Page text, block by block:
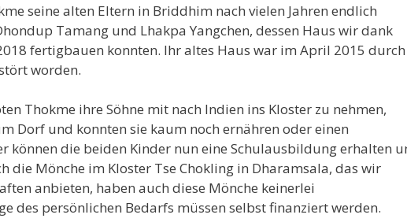
seine alten Eltern in Briddhim nach vielen Jahren endlich
Tamang und Lhakpa Yangchen, dessen Haus wir dank
fertigbauen konnten. Ihr altes Haus war im April 2015 durch
worden.
Thokme ihre Söhne mit nach Indien ins Kloster zu nehmen,
Dorf und konnten sie kaum noch ernähren oder einen
können die beiden Kinder nun eine Schulausbildung erhalten
die Mönche im Kloster Tse Chokling in Dharamsala, das wir
anbieten, haben auch diese Mönche keinerlei
des persönlichen Bedarfs müssen selbst finanziert werden.